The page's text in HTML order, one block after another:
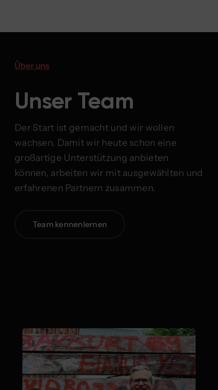
Über uns
Unser Team
Der Start ist gemacht und wir wollen
wachsen. Damit wir heute schon eine
großartige Unterstützung anbieten
können, arbeiten wir mit ausgewählten und
erfahrenen Partnern zusammen.
Team kennenlernen